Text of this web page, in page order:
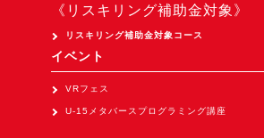
《企業研修》
Unity研修
Apple Vision Pro アプリ開発研修
HoloLens 2 アプリ開発研修
《リスキリング補助金対象》
リスキリング補助金対象コース
イベント
VRフェス
U-15メタバースプログラミング講座